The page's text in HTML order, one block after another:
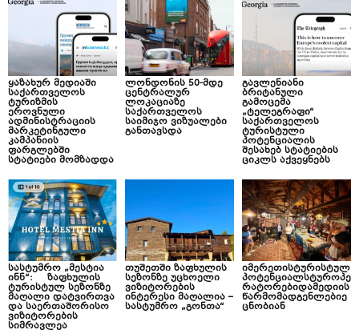
ყაზახურ მედიაში
საქართველოს
ტურიზმის
ეროვნული
ადმინისტრაციის
მარკეტინგული
კამპანიის
ფარგლებში
სტატიები მომზადდა
ლონდონის 50-მდე
ცენტრალურ
ლოკაციაზე
საქართველოს
საიმიჯო ვიზუალები
განთავსდა
გავლენიანი
ბრიტანული
გამოცემა
„ტელეგრაფი“
საქართველოს
ტურისტული
პოტენციალის
შესახებ სტატიების
ციკლს აქვეყნებს
სასტუმრო „მესტია
ინნ“: ზაფხულის
ტურისტულ სეზონზე
მაღალი დატვირთვა
და საერთაშორისო
ვიზიტორების
სიმრავლეა
თუშეთში ზაფხულის
სეზონზე უცხოელი
ვიზიტორების
ინტერესი მაღალია –
სასტუმრო „გონთა“
იმერეთისტურისტულ
პოტენციალსტუროპე
რატორებიდამედიის
წარმომადგენლებიე
ცნობიან